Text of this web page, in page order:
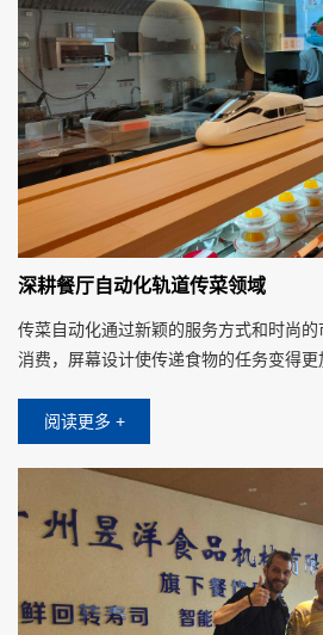
深耕餐厅自动化轨道传菜领域
传菜自动化通过新颖的服务方式和时尚
消费，屏幕设计使传递食物的任务变得更
要其他操作设置
阅读更多 +